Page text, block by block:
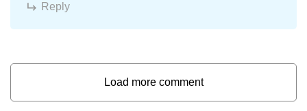
Reply
Load more comment